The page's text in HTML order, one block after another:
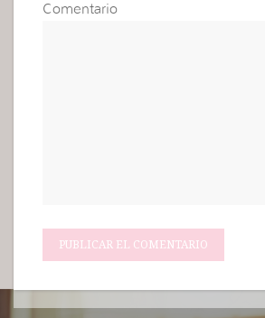
Comentario